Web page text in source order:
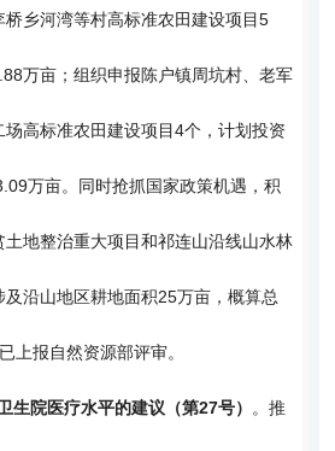
乡河湾等村高标准农田建设项目5
万亩；组织申报陈户镇周坑村、老军
场高标准农田建设项目4个，计划投资
万亩。同时抢抓国家政策机遇，积
地整治重大项目和祁连山沿线山水林
及沿山地区耕地面积25万亩，概算总
上报自然资源部评审。
生院医疗水平的建议（第27号） 。推